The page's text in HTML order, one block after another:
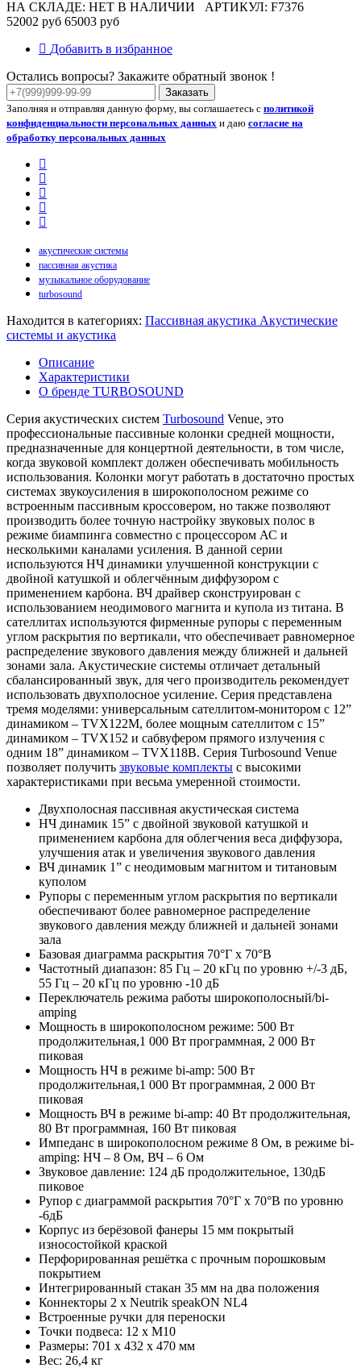
НА СКЛАДЕ: НЕТ В НАЛИЧИИ АРТИКУЛ: F7376
52002 руб 65003 руб
Добавить в избранное
Остались вопросы? Закажите обратный звонок !
Заказать
Заполняя и отправляя данную форму, вы соглашаетесь с политикой
конфиденциальности персональных данных и даю согласие на
обработку персональных данных
акустические системы
пассивная акустика
музыкальное оборудование
turbosound
Находится в категориях: Пассивная акустика Акустические
системы и акустика
Описание
Характеристики
О бренде TURBOSOUND
Серия акустических систем Turbosound Venue, это
профессиональные пассивные колонки средней мощности,
предназначенные для концертной деятельности, в том числе,
когда звуковой комплект должен обеспечивать мобильность
использования. Колонки могут работать в достаточно простых
системах звукоусиления в широкополосном режиме со
встроенным пассивным кроссовером, но также позволяют
производить более точную настройку звуковых полос в
режиме биампинга совместно с процессором АС и
несколькими каналами усиления. В данной серии
используются НЧ динамики улучшенной конструкции с
двойной катушкой и облегчённым диффузором с
применением карбона. ВЧ драйвер сконструирован с
использованием неодимового магнита и купола из титана. В
сателлитах используются фирменные рупоры с переменным
углом раскрытия по вертикали, что обеспечивает равномерное
распределение звукового давления между ближней и дальней
зонами зала. Акустические системы отличает детальный
сбалансированный звук, для чего производитель рекомендует
использовать двухполосное усиление. Серия представлена
тремя моделями: универсальным сателлитом-монитором с 12”
динамиком – TVX122M, более мощным сателлитом с 15”
динамиком – TVX152 и сабвуфером прямого излучения с
одним 18” динамиком – TVX118B. Серия Turbosound Venue
позволяет получить звуковые комплекты с высокими
характеристиками при весьма умеренной стоимости.
Двухполосная пассивная акустическая система
НЧ динамик 15” с двойной звуковой катушкой и
применением карбона для облегчения веса диффузора,
улучшения атак и увеличения звукового давления
ВЧ динамик 1” с неодимовым магнитом и титановым
куполом
Рупоры с переменным углом раскрытия по вертикали
обеспечивают более равномерное распределение
звукового давления между ближней и дальней зонами
зала
Базовая диаграмма раскрытия 70°Г х 70°В
Частотный диапазон: 85 Гц – 20 кГц по уровню +/-3 дБ,
55 Гц – 20 кГц по уровню -10 дБ
Переключатель режима работы широкополосный/bi-
amping
Мощность в широкополосном режиме: 500 Вт
продолжительная,1 000 Вт программная, 2 000 Вт
пиковая
Мощность НЧ в режиме bi-amp: 500 Вт
продолжительная,1 000 Вт программная, 2 000 Вт
пиковая
Мощность ВЧ в режиме bi-amp: 40 Вт продолжительная,
80 Вт программная, 160 Вт пиковая
Импеданс в широкополосном режиме 8 Ом, в режиме bi-
amping: НЧ – 8 Ом, ВЧ – 6 Ом
Звуковое давление: 124 дБ продолжительное, 130дБ
пиковое
Рупор с диаграммой раскрытия 70°Г x 70°В по уровню
-6дБ
Корпус из берёзовой фанеры 15 мм покрытый
износостойкой краской
Перфорированная решётка с прочным порошковым
покрытием
Интегрированный стакан 35 мм на два положения
Коннекторы 2 x Neutrik speakON NL4
Встроенные ручки для переноски
Точки подвеса: 12 x M10
Размеры: 701 x 432 x 470 мм
Вес: 26,4 кг